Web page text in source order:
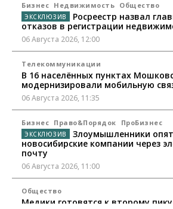
Бизнес Недвижимость Общество
Росреестр назвал
отказов в регистрации
06 Августа 2026, 12:00
Телекоммуникации
В 16 населённых пунктах
модернизировали мобильную
06 Августа 2026, 11:35
Бизнес Право&Порядок ПроБизнес
Злоумышленники
новосибирские компании через
почту
06 Августа 2026, 11:00
Общество
Медики готовятся к второму